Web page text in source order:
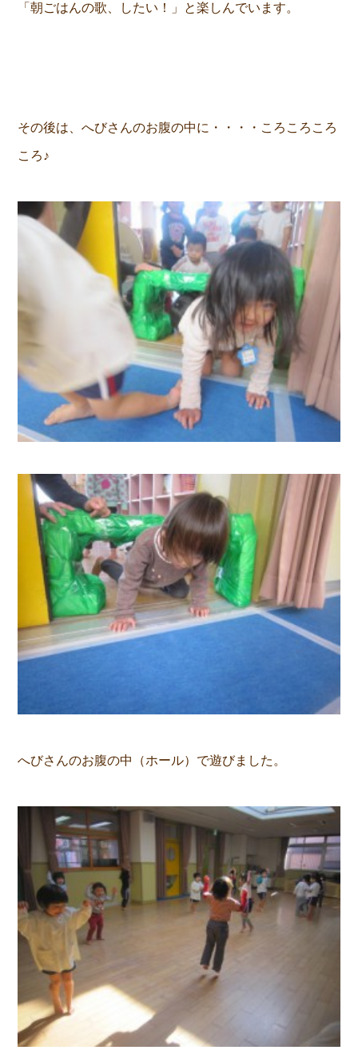
「朝ごはんの歌、したい！」と楽しんでいます。
その後は、へびさんのお腹の中に・・・・ころころころ
ころ♪
へびさんのお腹の中（ホール）で遊びました。